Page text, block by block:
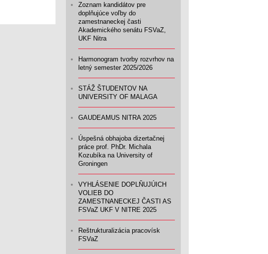
Zoznam kandidátov pre
doplňujúce voľby do
zamestnaneckej časti
Akademického senátu FSVaZ,
UKF Nitra
Harmonogram tvorby rozvrhov na
letný semester 2025/2026
STÁŽ ŠTUDENTOV NA
UNIVERSITY OF MALAGA
GAUDEAMUS NITRA 2025
Úspešná obhajoba dizertačnej
práce prof. PhDr. Michala
Kozubíka na University of
Groningen
VYHLÁSENIE DOPLŇUJÚICH
VOLIEB DO
ZAMESTNANECKEJ ČASTI AS
FSVaZ UKF V NITRE 2025
Reštrukturalizácia pracovísk
FSVaZ